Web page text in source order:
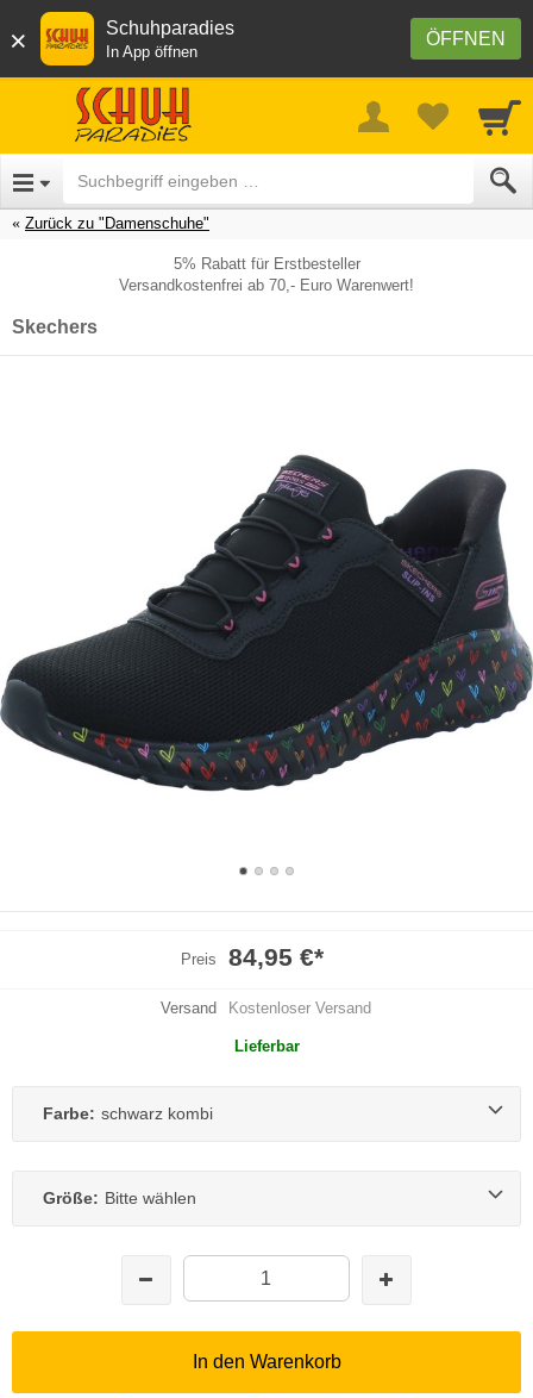
× ÖFFNEN
Schuhparadies
In App öffnen
Zurück zu "Damenschuhe"
5% Rabatt für Erstbesteller
Versandkostenfrei ab 70,- Euro Warenwert!
Skechers
Preis 84,95 €*
Versand Kostenloser Versand
Lieferbar
Farbe: schwarz kombi
Größe: Bitte wählen
In den Warenkorb